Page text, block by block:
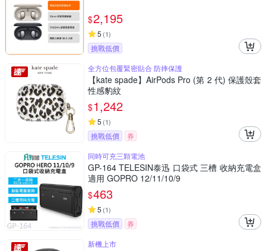
$2,195
5 (1)
挑戰低價
全方位包覆緊密貼合 防摔保護
【kate spade】AirPods Pro (第 2 代) 保護殼套
性感豹紋
$1,242
5 (1)
挑戰低價
券
同時可充三顆電池
GP-164 TELESIN泰迅 口袋式 三槽 收納充電盒
適用 GOPRO 12/11/10/9
$463
5 (1)
挑戰低價
券
新機上市